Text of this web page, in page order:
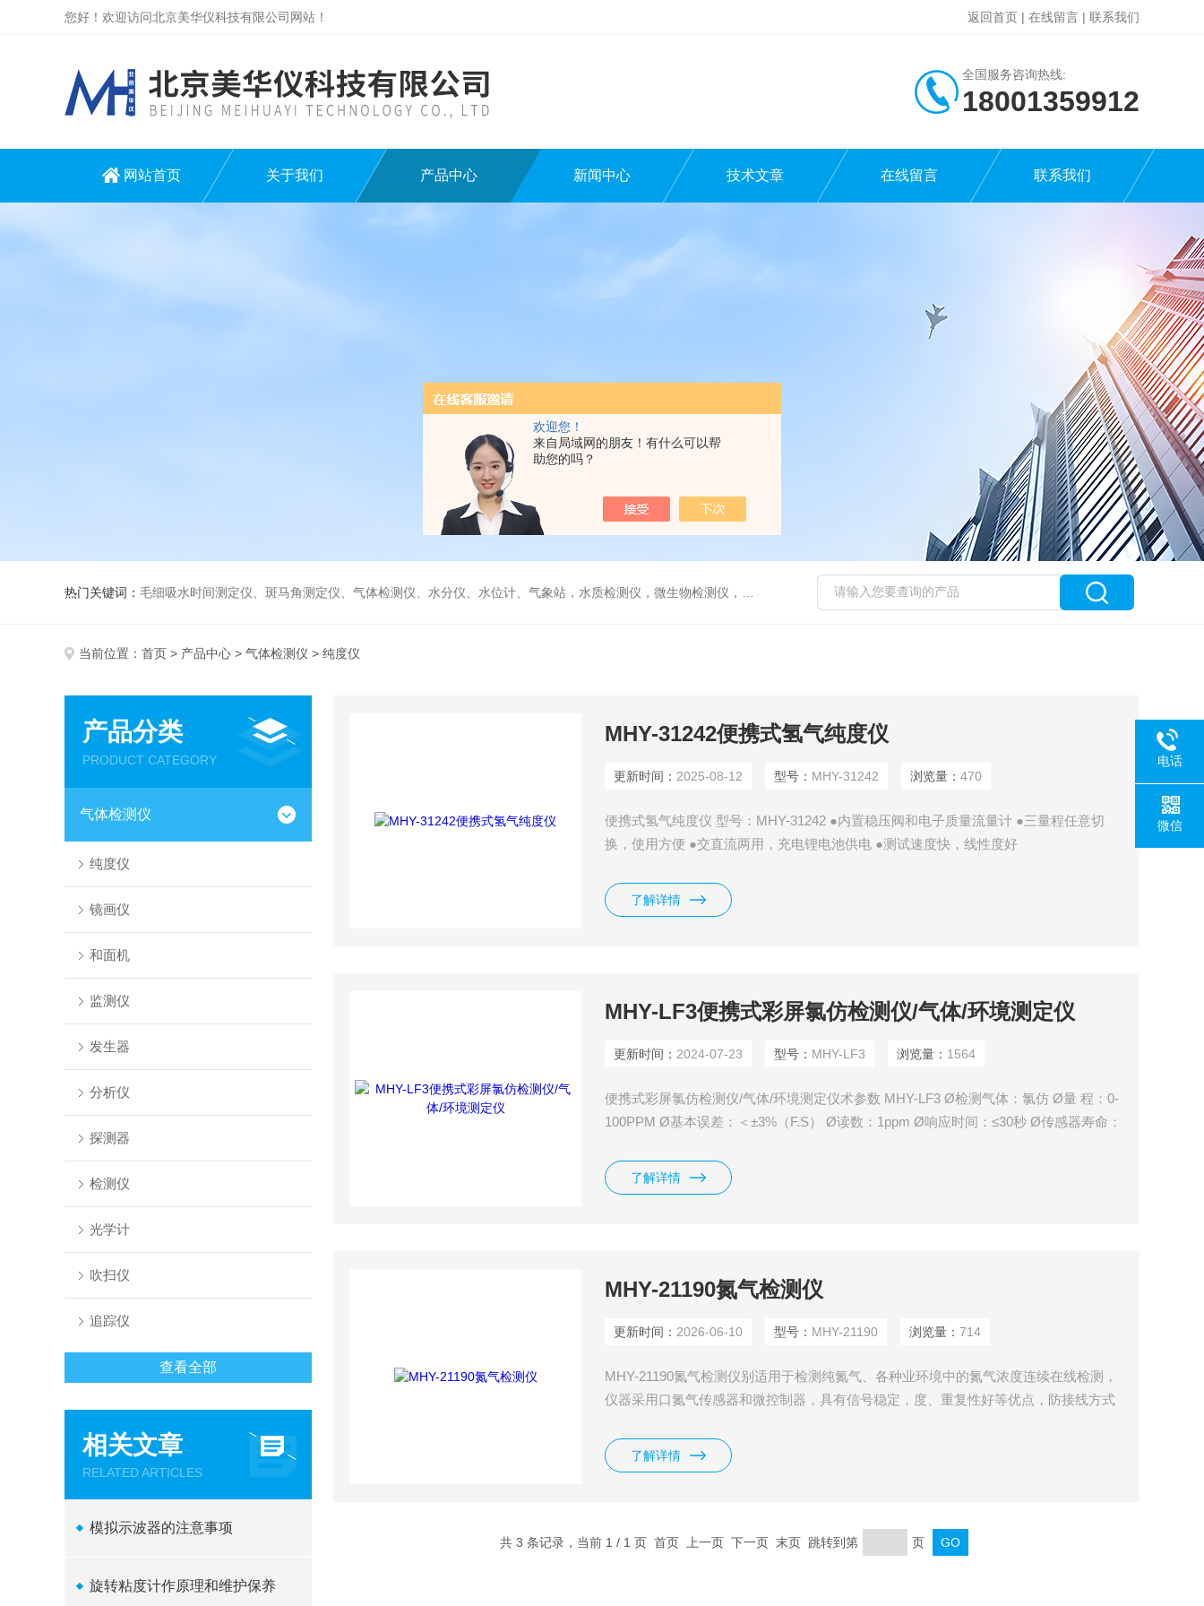
欢迎您！
来自局域网的朋友！有什么可以帮
助您的吗？
您好！欢迎访问北京美华仪科技有限公司网站！ 返回首页 | 在线留言 | 联系我们
全国服务咨询热线:
18001359912
网站首页 关于我们 产品中心 新闻中心 技术文章 在线留言 联系我们
热门关键词： 毛细吸水时间测定仪、斑马角测定仪、气体检测仪、水分仪、水位计、气象站，水质检测仪，微生物检测仪，气体检测仪
当前位置： 首页 > 产品中心 > 气体检测仪 > 纯度仪
产品分类
PRODUCT CATEGORY
气体检测仪
纯度仪
镜画仪
和面机
监测仪
发生器
分析仪
探测器
检测仪
光学计
吹扫仪
追踪仪
查看全部
相关文章
RELATED ARTICLES
模拟示波器的注意事项
旋转粘度计作原理和维护保养
MHY-31242便携式氢气纯度仪
更新时间： 2025-08-12 型号： MHY-31242 浏览量：470
便携式氢气纯度仪 型号：MHY-31242 ●内置稳压阀和电子质量流量计 ●三量程任意切
换，使用方便 ●交直流两用，充电锂电池供电 ●测试速度快，线性度好
了解详情
MHY-LF3便携式彩屏氯仿检测仪/气体/环境测定仪
更新时间： 2024-07-23 型号： MHY-LF3 浏览量： 1564
便携式彩屏氯仿检测仪/气体/环境测定仪术参数 MHY-LF3 Ø检测气体：氯仿 Ø量 程：0-
100PPM Ø基本误差：＜±3%（F.S） Ø读数：1ppm Ø响应时间：≤30秒 Ø传感器寿命：
了解详情
MHY-21190氮气检测仪
更新时间： 2026-06-10 型号： MHY-21190 浏览量：714
MHY-21190氮气检测仪别适用于检测纯氮气、各种业环境中的氮气浓度连续在线检测，
仪器采用口氮气传感器和微控制器，具有信号稳定，度、重复性好等优点，防接线方式
程监视，远程控制，远程报警，计算机数据存储、分析等能。
了解详情
共 3 条记录，当前 1 / 1 页 首页 上一页 下一页 末页 跳转到第 页
电话
微信